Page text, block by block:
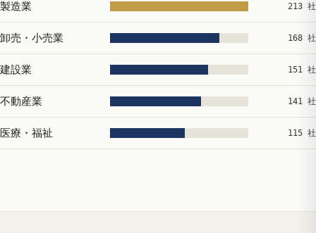
製造業 213 社
卸売・小売業 168 社
建設業 151 社
不動産業 141 社
医療・福祉 115 社